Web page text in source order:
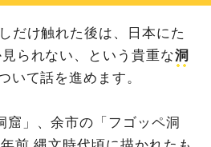
だけ触れた後は、日本にた
られない、という貴重な洞
いて話を進めます。
窟」、余市の「フゴッペ洞